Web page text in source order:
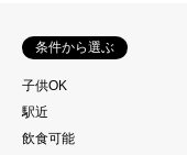
条件から選ぶ
子供OK
駅近
飲食可能